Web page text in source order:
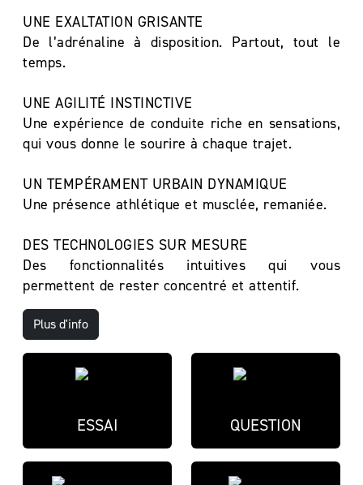
UNE EXALTATION GRISANTE
De l’adrénaline à disposition. Partout, tout le
temps.
UNE AGILITÉ INSTINCTIVE
Une expérience de conduite riche en sensations,
qui vous donne le sourire à chaque trajet.
UN TEMPÉRAMENT URBAIN DYNAMIQUE
Une présence athlétique et musclée, remaniée.
DES TECHNOLOGIES SUR MESURE
Des fonctionnalités intuitives qui vous
permettent de rester concentré et attentif.
Plus d'info
ESSAI QUESTION